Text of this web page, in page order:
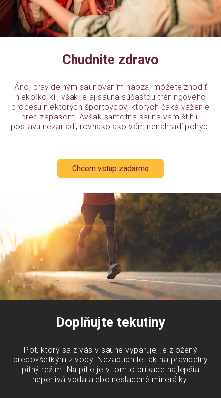
Chudnite zdravo
Áno, pravidelným saunovaním naozaj môžete zhodiť
niekoľko kíl, však je aj sauna súčasťou tréningového
procesu niektorých športovcov, ktorých čaká váženie
pred zápasom. Avšak samotná sauna vám štíhlu
postavu nezariadi, rovnako ako vám nenahradí pohyb.
Chcem vstup zadarmo
Doplňujte tekutiny
Pot, ktorý sa z vás v saune vyparuje, je zložený
predovšetkým z vody. Nezabudnite tak na pravidelný
pitný režim. Na pitie je v tomto prípade najlepšia
neperlivá voda alebo nesladené minerálky.